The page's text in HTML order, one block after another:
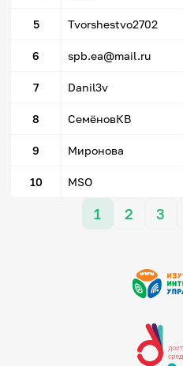
5 Tvorshestvo2702
6 spb.ea@mail.ru
7 Danil3v
8 СемёновКВ
9 Миронова
10 MSO
1 2 3